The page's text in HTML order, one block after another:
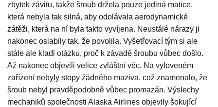
zbytek závitu, takže šroub držela pouze jediná matice,
která nebyla tak silná, aby odolávala aerodynamické
zátěži, která na ní byla takto vyvíjena. Neustálé nárazy ji
nakonec oslabily tak, že povolila. Vyšetřovací tým si ale
stále ale kladl otázku, proč k závadě šroubu vůbec došlo.
Až nakonec objevili velice zvláštní věc. Na vyloveném
zařízení nebyly stopy žádného maziva, což znamenalo, že
šroub nebyl pravděpodobně vůbec promazán. Výslechy
mechaniků společnosti Alaska Airlines objevily šokující